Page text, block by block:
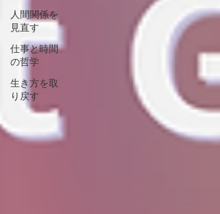
人間関係を
見直す
仕事と時間
の哲学
生き方を取
り戻す